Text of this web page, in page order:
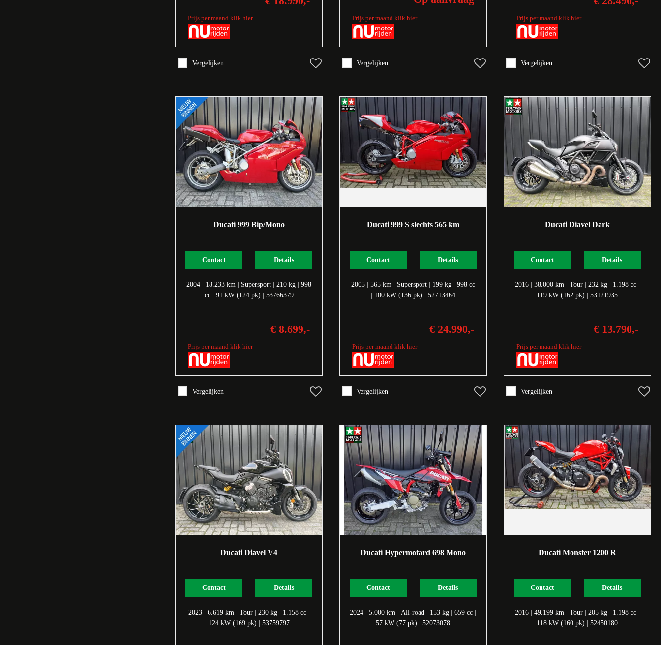
Prijs per maand klik hier
Vergelijken
Prijs per maand klik hier
Vergelijken
Prijs per maand klik hier
Vergelijken
Ducati 999 Bip/Mono
Details
Contact
2004 | 18.233 km | Supersport | 210 kg |998
cc| 91 kW (124 pk) | 53766379
€ 8.699,-
Prijs per maand klik hier
Vergelijken
Ducati 999 S slechts 565 km
Details
Contact
2005| 565 km | Supersport| 199 kg| 998 cc
| 100 kW (136 pk) | 52713464
€ 24.990,-
Prijs per maand klik hier
Vergelijken
Ducati Diavel Dark
Details
Contact
2016| 38.000 km | Tour| 232 kg| 1.198 cc|
119 kW (162 pk) |53121935
€ 13.790,-
Prijs per maand klik hier
Vergelijken
Ducati Diavel V4
Details
Contact
2023| 6.619 km Tour| 230 kg| 1.158 cc|
124 kW (169 pk)
53759797
Ducati Hypermotard 698 Mono
Details
Contact
2024 |5.000 km |All-road 153 kg |659 cc
57 kW (77 pk) |52073078
Ducati Monster 1200 R
Details
Contact
2016| 49.199 km Tour| 205 kg| 1.198 cc|
118 kW (160 pk) |52450180